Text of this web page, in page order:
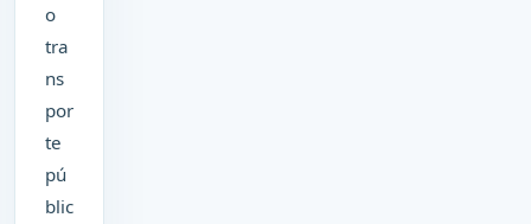
o
tra
ns
por
te
pú
blic